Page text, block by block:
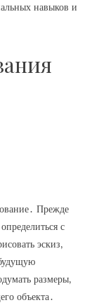
навыков и
Прежде
с
эскиз‚
размеры‚
объекта․